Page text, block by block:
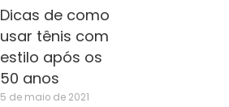
Dicas de como
usar tênis com
estilo após os
50 anos
5 de maio de 2021